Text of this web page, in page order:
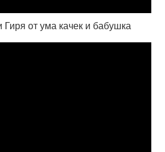
Гиря от ума качек и бабушка